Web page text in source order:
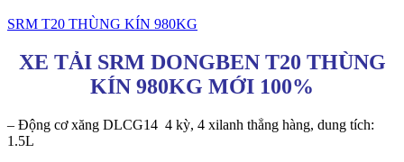
SRM T20 THÙNG KÍN 980KG
XE TẢI SRM DONGBEN T20 THÙNG
KÍN 980KG MỚI 100%
– Động cơ xăng DLCG14 4 kỳ, 4 xilanh thẳng hàng, dung tích:
1.5L